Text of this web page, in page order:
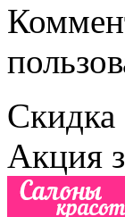
Скидка
Акция